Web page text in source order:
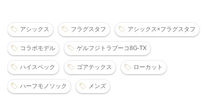
アシックス フラグスタフ アシックス×フラグスタフ
コラボモデル ゲルフジトラブーコ8G-TX
ハイスペック ゴアテックス ローカット
ハーフモノソック メンズ